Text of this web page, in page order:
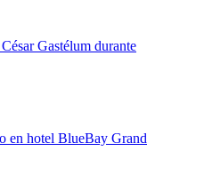
Gastélum durante
en hotel BlueBay Grand